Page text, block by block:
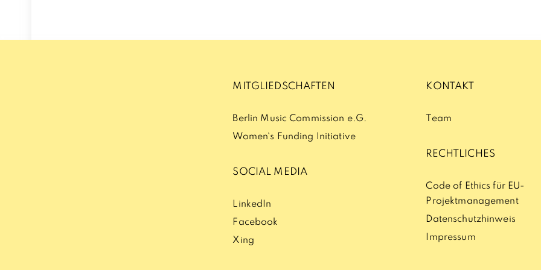
MITGLIEDSCHAFTEN
Berlin Music Commission e.G.
Women`s Funding Initiative
SOCIAL MEDIA
LinkedIn
Facebook
Xing
KONTAKT
Team
RECHTLICHES
Code of Ethics für EU-
Projektmanagement
Datenschutzhinweis
Impressum